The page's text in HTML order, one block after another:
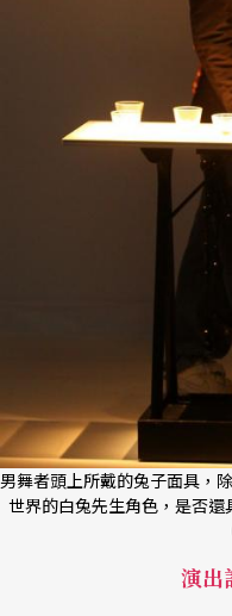
男舞者頭上所戴的兔子面具，
世界的白兔先生角色，是否
演